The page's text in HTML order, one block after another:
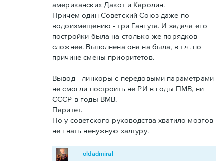
американских Дакот и Каролин.
Причем один Советский Союз даже по
водоизмещению - три Гангута. И задача его
постройки была на столько же порядков
сложнее. Выполнена она на была, в т.ч. по
причине смены приоритетов.
Вывод - линкоры с передовыми параметрами
не смогли построить не РИ в годы ПМВ, ни
СССР в годы ВМВ.
Паритет.
Но у советского руководства хватило мозгов
не гнать ненужную халтуру.
oldadmiral